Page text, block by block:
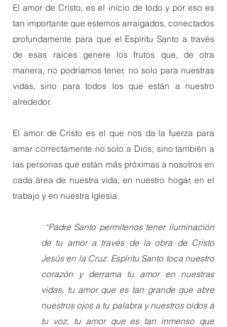
El amor de Cristo, es el inicio de todo y por eso es
tan importante que estemos arraigados, conectados
profundamente para que el Espíritu Santo a través
de esas raíces genere los frutos que, de otra
manera, no podríamos tener, no solo para nuestras
vidas, sino para todos los que están a nuestro
alrededor.
El amor de Cristo es el que nos da la fuerza para
amar correctamente no solo a Dios, sino también a
las personas que están más próximas a nosotros en
cada área de nuestra vida, en nuestro hogar, en el
trabajo y en nuestra Iglesia.
“Padre Santo permítenos tener iluminación
de tu amor a través de la obra de Cristo
Jesús en la Cruz. Espíritu Santo toca nuestro
corazón y derrama tu amor en nuestras
vidas, tu amor que es tan grande que abre
nuestros ojos a tu palabra y nuestros oídos a
tu voz, tu amor que es tan inmenso que